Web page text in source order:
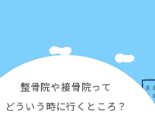
整骨院や接骨院って